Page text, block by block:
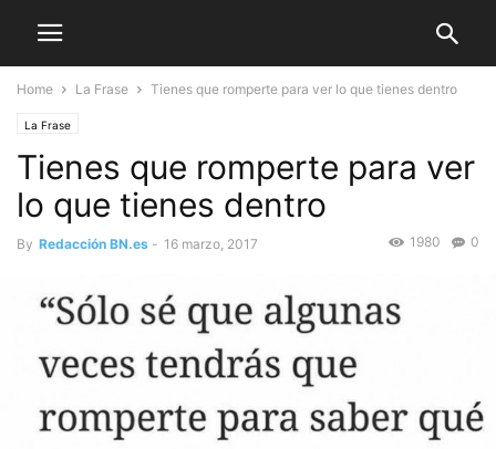
Home La Frase Tienes que romperte para ver lo que tienes dentro
La Frase
Tienes que romperte para ver
lo que tienes dentro
By Redacción BN.es - 16 marzo, 2017 0
1980